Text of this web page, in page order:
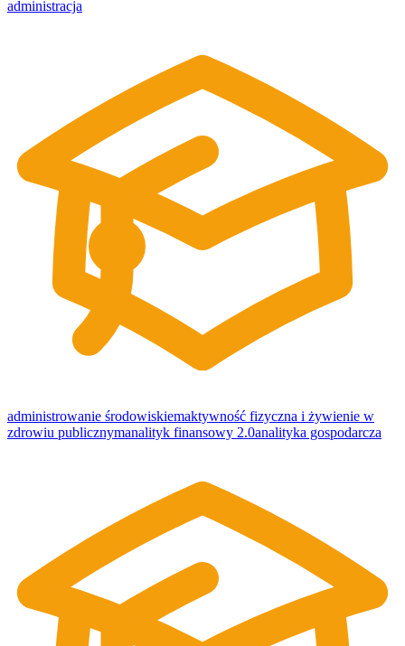
administracja
administrowanie środowiskiemaktywność fizyczna i żywienie w
zdrowiu publicznymanalityk finansowy 2.0analityka gospodarcza